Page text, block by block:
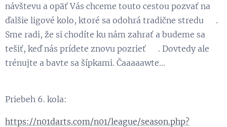
návštevu a opäť Vás chceme touto cestou pozvať na
ďalšie ligové kolo, ktoré sa odohrá tradične stredu 😉.
Sme radi, že si chodíte ku nám zahrať a budeme sa
tešiť, keď nás prídete znovu pozrieť 😃. Dovtedy ale
trénujte a bavte sa šípkami. Čaaaaawte...
Priebeh 6. kola:
https://n01darts.com/n01/league/season.php?